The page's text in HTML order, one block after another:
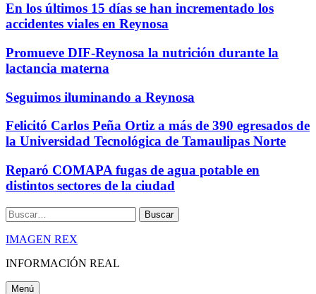
En los últimos 15 días se han incrementado los
accidentes viales en Reynosa
Promueve DIF-Reynosa la nutrición durante la
lactancia materna
Seguimos iluminando a Reynosa
Felicitó Carlos Peña Ortiz a más de 390 egresados de
la Universidad Tecnológica de Tamaulipas Norte
Reparó COMAPA fugas de agua potable en
distintos sectores de la ciudad
Buscar
IMAGEN REX
INFORMACIÓN REAL
Menú